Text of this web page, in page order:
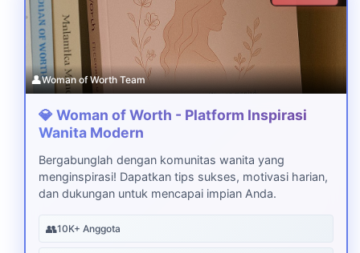
👤Woman of Worth Team
💎 Woman of Worth - Platform Inspirasi
Wanita Modern
Bergabunglah dengan komunitas wanita yang
menginspirasi! Dapatkan tips sukses, motivasi harian,
dan dukungan untuk mencapai impian Anda.
👥10K+ Anggota